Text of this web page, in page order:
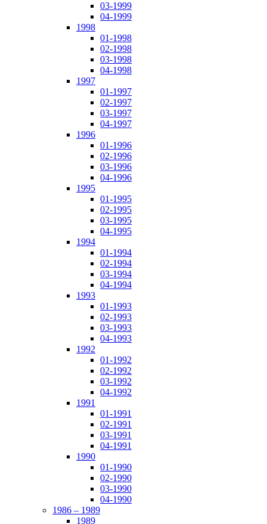
03-1999
04-1999
1998
01-1998
02-1998
03-1998
04-1998
1997
01-1997
02-1997
03-1997
04-1997
1996
01-1996
02-1996
03-1996
04-1996
1995
01-1995
02-1995
03-1995
04-1995
1994
01-1994
02-1994
03-1994
04-1994
1993
01-1993
02-1993
03-1993
04-1993
1992
01-1992
02-1992
03-1992
04-1992
1991
01-1991
02-1991
03-1991
04-1991
1990
01-1990
02-1990
03-1990
04-1990
1986 – 1989
1989